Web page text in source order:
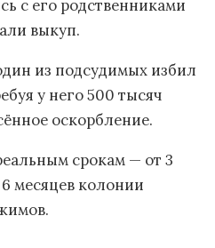
с его родственниками
выкуп.
из подсудимых избил
у него 500 тысяч
оскорбление.
срокам — от 3
месяцев колонии